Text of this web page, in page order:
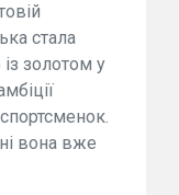
стала
золотом у
вона вже